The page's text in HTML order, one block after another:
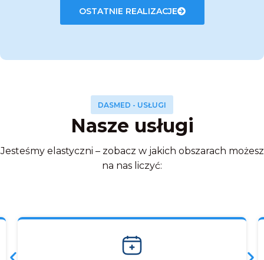
OSTATNIE REALIZACJE
DASMED - USŁUGI
Nasze usługi
Jesteśmy elastyczni – zobacz w jakich obszarach możesz
na nas liczyć: